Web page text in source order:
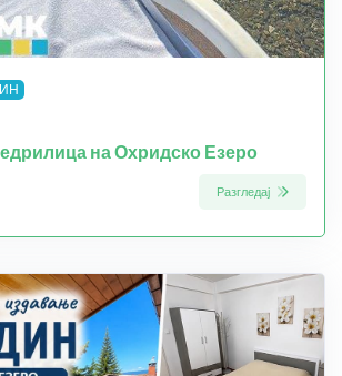
на Охридско Езеро
Разгледај